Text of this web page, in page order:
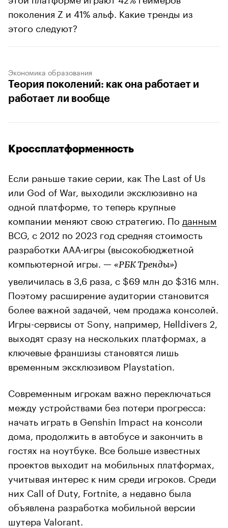
поколения Z и 41% альф. Какие тренды из
этого следуют?
Экономика образования
Теория поколений: как она работает и
работает ли вообще
Кроссплатформенность
Если раньше такие серии, как The Last of Us
или God of War, выходили эксклюзивно на
одной платформе, то теперь крупные
компании меняют свою стратегию. По данным
BCG, с 2012 по 2023 год средняя стоимость
разработки AAA-игры (высокобюджетной
компьютерной игры. — «РБК Тренды»)
увеличилась в 3,6 раза, с $69 млн до $316 млн.
Поэтому расширение аудитории становится
более важной задачей, чем продажа консолей.
Игры-сервисы от Sony, например, Helldivers 2,
выходят сразу на нескольких платформах, а
ключевые франшизы становятся лишь
временным эксклюзивом Playstation.
Современным игрокам важно переключаться
между устройствами без потери прогресса:
начать играть в Genshin Impact на консоли
дома, продолжить в автобусе и закончить в
гостях на ноутбуке. Все больше известных
проектов выходит на мобильных платформах,
учитывая интерес к ним среди игроков. Среди
них Call of Duty, Fortnite, а недавно была
объявлена разработка мобильной версии
шутера Valorant.